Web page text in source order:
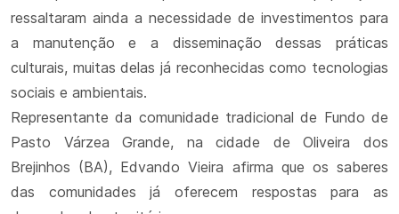
ressaltaram ainda a necessidade de investimentos para
a manutenção e a disseminação dessas práticas
culturais, muitas delas já reconhecidas como tecnologias
sociais e ambientais.
Representante da comunidade tradicional de Fundo de
Pasto Várzea Grande, na cidade de Oliveira dos
Brejinhos (BA), Edvando Vieira afirma que os saberes
das comunidades já oferecem respostas para as